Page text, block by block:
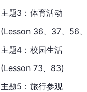
主题3：体育活动
(Lesson 36、37、56
主题4：校园生活
(Lesson 73、83)
主题5：旅行参观